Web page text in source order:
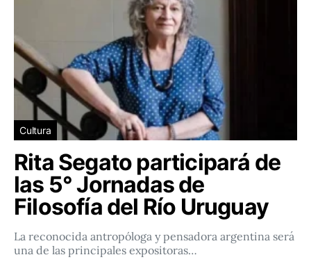
Cultura
Rita Segato participará de
las 5° Jornadas de
Filosofía del Río Uruguay
La reconocida antropóloga y pensadora argentina será
una de las principales expositoras…